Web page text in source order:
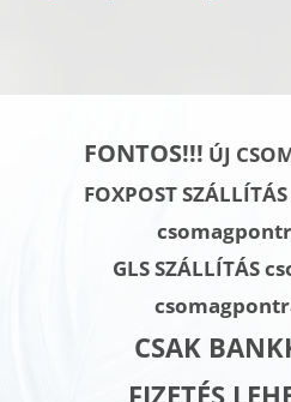
FONTOS!!! ÚJ
FOXPOST
GLS SZÁLLÍTÁS
CSAK